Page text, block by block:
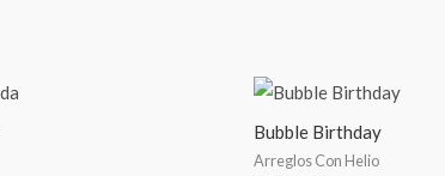
Bubble Birthday
Arreglos Con Helio